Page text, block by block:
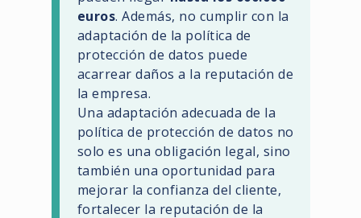
euros. Además, no cumplir con la
adaptación de la política de
protección de datos puede
acarrear daños a la reputación de
la empresa.
Una adaptación adecuada de la
política de protección de datos no
solo es una obligación legal, sino
también una oportunidad para
mejorar la confianza del cliente,
fortalecer la reputación de la